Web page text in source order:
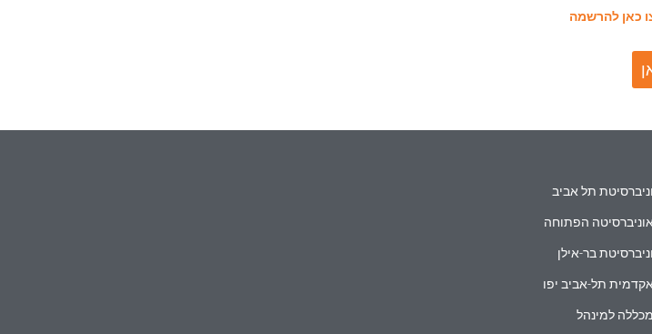
כאן להרשמה
תל אביב
הפתוחה
בר-אילן
תל-אביב יפו
למינהל